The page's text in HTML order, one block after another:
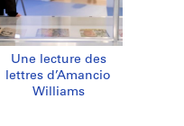
Une lecture des
lettres d’Amancio
Williams